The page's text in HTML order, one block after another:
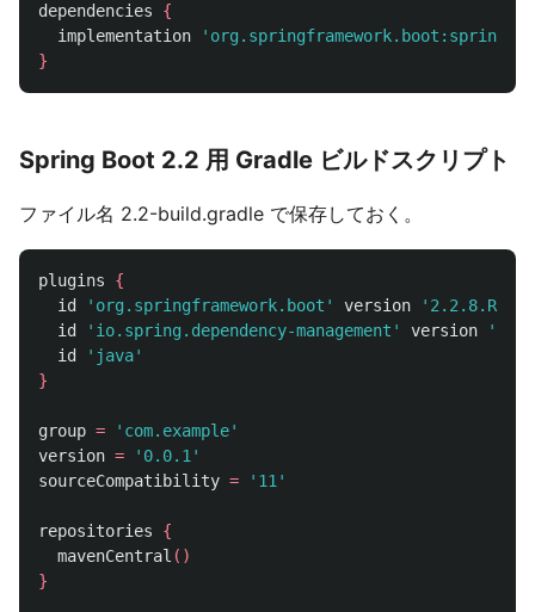
dependencies
{
implementation
'org.springframework.boot:spring-
}
Spring Boot 2.2 用 Gradle ビルドスクリプト
ファイル名 2.2-build.gradle で保存しておく。
plugins
{
id
'org.springframework.boot' version
id
'io.spring.dependency-management' version
id
'java'
}
group =
'com.example'
version =
'0.0.1'
sourceCompatibility = '11'
repositories
{
mavenCentral ()
}